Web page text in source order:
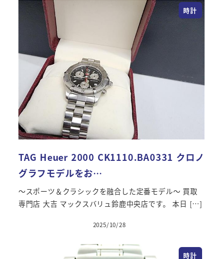
時計
TAG Heuer 2000 CK1110.BA0331 クロノ
グラフモデルをお…
～スポーツ＆クラシックを融合した定番モデル～ 買取
専門店 大吉 マックスバリュ鈴鹿中央店です。 本日 […]
投稿日
2025/10/28
時計